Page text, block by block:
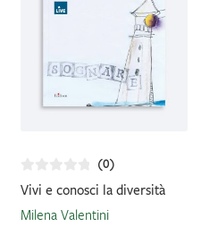
(0)
Vivi e conosci la diversità
Milena Valentini